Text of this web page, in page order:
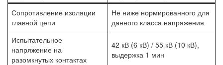
Сопротивление изоляции
главной цепи
Не ниже нормированного для
данного класса напряжения
Испытательное
напряжение на
разомкнутых контактах
42 кВ (6 кВ) / 55 кВ (10 кВ),
выдержка 1 мин